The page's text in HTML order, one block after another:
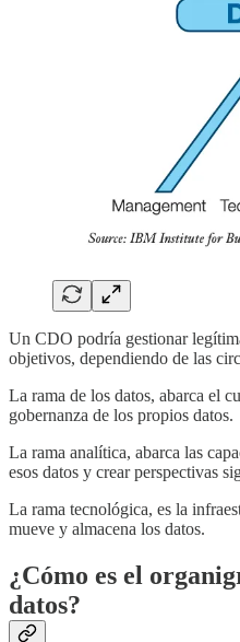
Un CDO podría gestionar
objetivos, dependiendo de las
La rama de los datos, abarca el
gobernanza de los propios datos.
La rama analítica, abarca las
esos datos y crear perspectivas
La rama tecnológica, es la
mueve y almacena los datos.
¿Cómo es el
datos?